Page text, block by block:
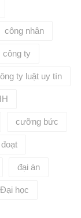
công nhân
công ty
ty luật uy tín
cưỡng bức
đại án
Đại học